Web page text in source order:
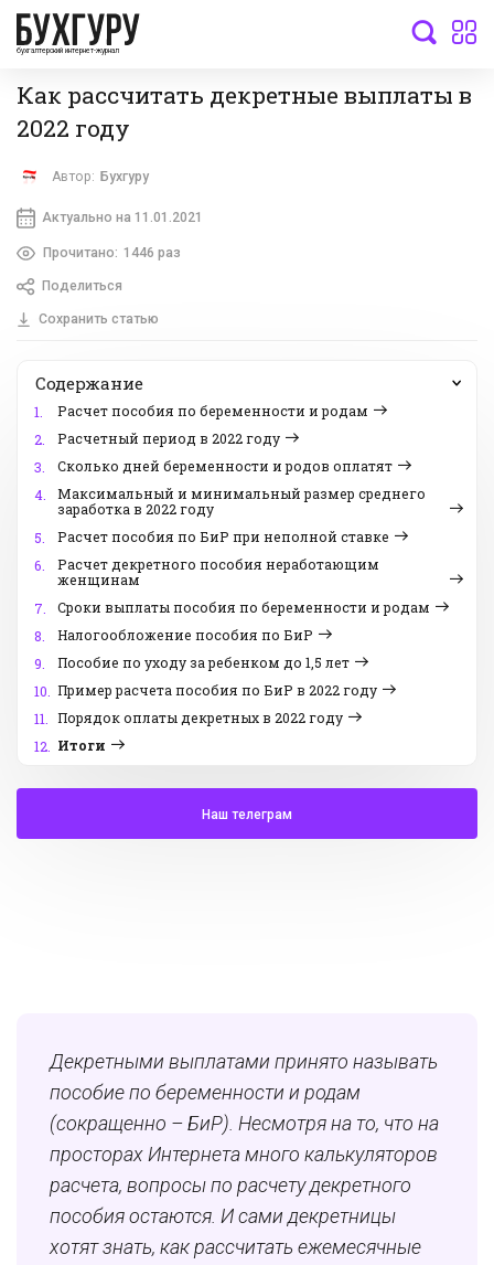
бухгалтерский интернет-журнал
Как рассчитать декретные выплаты в
2022 году
Автор: Бухгуру
Актуально на 11.01.2021
Прочитано: 1446 раз
Поделиться
Сохранить статью
Содержание
1.
Расчет пособия по беременности и родам
2.
Расчетный период в 2022 году
3.
Сколько дней беременности и родов оплатят
4.
Максимальный и минимальный размер среднего
заработка в 2022 году
5.
Расчет пособия по БиР при неполной ставке
6.
Расчет декретного пособия неработающим
женщинам
7.
Сроки выплаты пособия по беременности и родам
8.
Налогообложение пособия по БиР
9.
Пособие по уходу за ребенком до 1,5 лет
10. Пример расчета пособия по БиР в 2022 году
11. Порядок оплаты декретных в 2022 году
12. Итоги
Наш телеграм
Декретными выплатами принято называть
пособие по беременности и родам
(сокращенно – БиР). Несмотря на то, что на
просторах Интернета много калькуляторов
расчета, вопросы по расчету декретного
пособия остаются. И сами декретницы
хотят знать, как рассчитать ежемесячные